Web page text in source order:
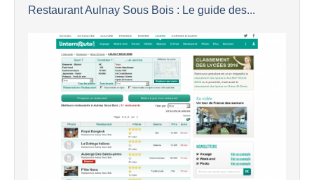
Restaurant Aulnay Sous Bois : Le guide des...